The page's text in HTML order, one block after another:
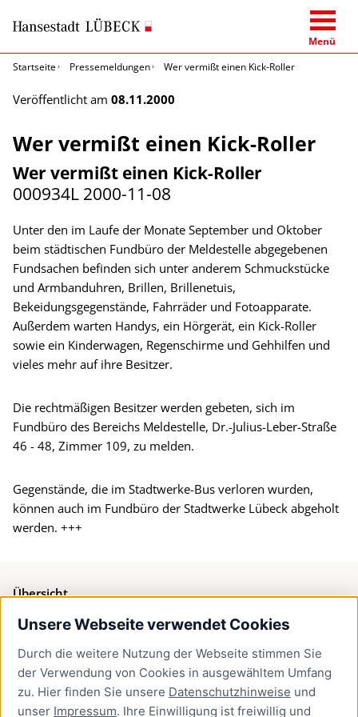
Unsere Webseite verwendet Cookies
Durch die weitere Nutzung der Webseite stimmen Sie
der Verwendung von Cookies in ausgewähltem Umfang
zu. Hier finden Sie unsere Datenschutzhinweise und
unser Impressum. Ihre Einwilligung ist freiwillig und
Menü
Startseite
Pressemeldungen Wer vermißt einen Kick-Roller
Veröffentlicht am 08.11.2000
Wer vermißt einen Kick-Roller
Wer vermißt einen Kick-Roller
000934L 2000-11-08
Unter den im Laufe der Monate September und Oktober
beim städtischen Fundbüro der Meldestelle abgegebenen
Fundsachen befinden sich unter anderem Schmuckstücke
und Armbanduhren, Brillen, Brillenetuis,
Bekeidungsgegenstände, Fahrräder und Fotoapparate.
Außerdem warten Handys, ein Hörgerät, ein Kick-Roller
sowie ein Kinderwagen, Regenschirme und Gehhilfen und
vieles mehr auf ihre Besitzer.
Die rechtmäßigen Besitzer werden gebeten, sich im
Fundbüro des Bereichs Meldestelle, Dr.-Julius-Leber-Straße
46 - 48, Zimmer 109, zu melden.
Gegenstände, die im Stadtwerke-Bus verloren wurden,
können auch im Fundbüro der Stadtwerke Lübeck abgeholt
werden. +++
Übersicht
Bürgerservice
Presse
Newsletter Lübeck:kompakt